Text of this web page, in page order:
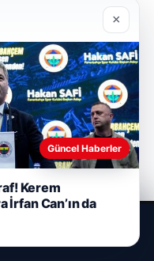
×
Güncel Haberler
Kerem
Can’ın da